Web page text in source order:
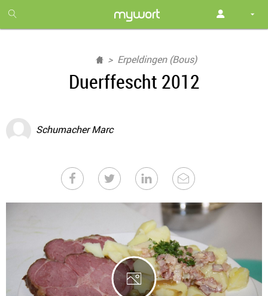
month
free
Erpeldingen (Bous)
Duerffescht 2012
Schumacher Marc